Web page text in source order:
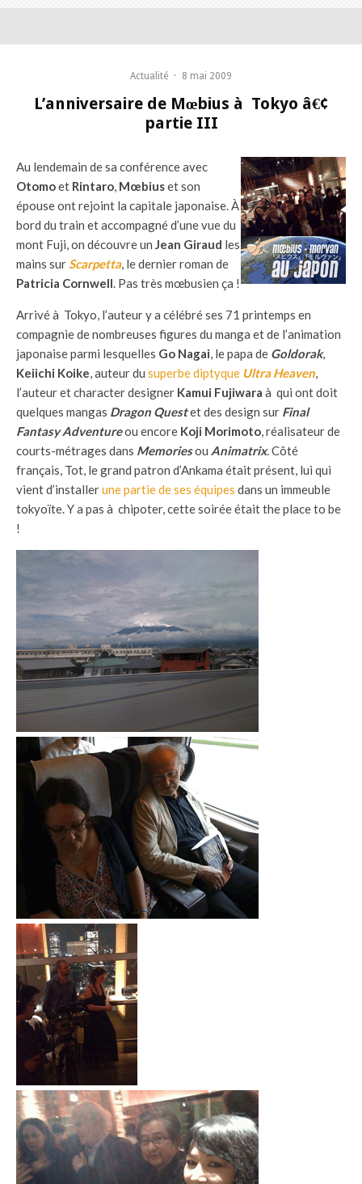
Actualité · 8 mai 2009
L’anniversaire de Mœbius à Tokyo â€¢
partie III
Au lendemain de sa conférence avec
Otomoet Rintaro, Mœbiuset son
épouse ont rejoint la capitale japonaise. À
bord du train et accompagné d’une vue du
mont Fuji, on découvre un Jean Giraud les
mains surScarpetta, le dernier roman de
Patricia Cornwell. Pas très mœbusien ça !
Arrivé à Tokyo, l’auteur y a célébré ses 71 printemps en
compagnie de nombreuses figures du manga et de l’animation
japonaise parmi lesquelles Go Nagai, le papa de Goldorak,
Keiichi Koike, auteur du superbe diptyque Ultra Heaven,
l’auteur et character designer Kamui Fujiwara à qui ont doit
quelques mangas Dragon Questet des design sur Final
Fantasy Adventureou encore Koji Morimoto, réalisateur de
courts-métrages dans Memoriesou Animatrix. Côté
français, Tot, le grand patron d’Ankama était présent, lui qui
vient d’installerune partie de ses équipes dans un immeuble
tokyoïte. Y a pas à chipoter, cette soirée était the place to be
!